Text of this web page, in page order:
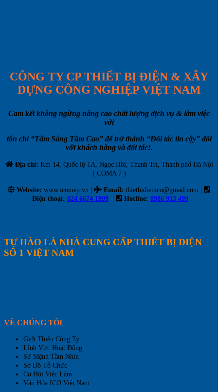
CÔNG TY CP THIẾT BỊ ĐIỆN & XÂY
DỰNG CÔNG NGHIỆP VIỆT NAM
Cam kết không ngừng nâng cao chất lượng dịch vụ & làm việc
với
tôn chỉ “Tâm Sáng Tầm Cao” để trở thành “Đối tác tin cậy” đối
với khách hàng và đối tác!.
Địa chỉ: Km 14, Quốc lộ 1A, Ngọc Hồi, Thanh Trì, Thành phố Hà Nội
( COMA 7 )
Website: www.icomep.vn | Email: thietbidienico@gmail.com |
Điện thoại: 024 6674 1999 | Hotline: 0986 913 499
TỰ HÀO LÀ NHÀ CUNG CẤP THIẾT BỊ ĐIỆN
SỐ 1 VIỆT NAM
VỀ CHÚNG TÔI
Giới Thiệu Công Ty
Lĩnh Vực Hoạt Động
Sứ Mệnh Tầm Nhìn
Sơ Đồ Tổ Chức
Cơ Hội Việc Làm
Văn Hóa ICO Việt Nam